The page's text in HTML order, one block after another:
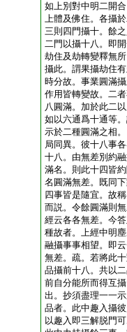
如上別對中明二開
上體及佛住。各攝
三則四門攝十。餘
二門以攝十八。即
劫住及劫轉變釋無
攝此。謂果攝劫住
時分故。事業圓滿
作用皆轉變故。二
八圓滿。加於此二
如以六通爲十通等
示於二種圓滿之相
局同異。彼十八事
十八。由無差別約
滿名。則此十四皆
名圓滿無差。既同
四事皆是隨宜。故
而説。令餘圓滿則
經云各各無差。今
種故者。上經中明
融攝事事相望。即
無差。疏。若將此
品攝前十八。共以
前自分能所而得互
出。抄須盡理一一
品者。此中趣入攝
以趣入即三解脱門